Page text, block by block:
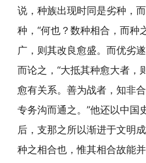
说，种族出现时同是劣种，
种，“何也？数种相合，而种
广，则其改良愈盛。而优劣
而论之，“大抵其种愈大者，
愈有关系。善为战者，知非
专务沟而通之。”他还以中国
后，支那之所以渐进于文明
种之相合也，惟其相合故能